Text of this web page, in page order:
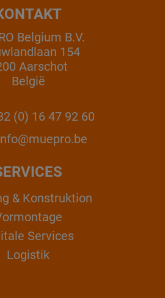
Belgium B.V.
154
Aarschot
België
(0) 16 47 92 60
& Konstruktion
Services
Logistik